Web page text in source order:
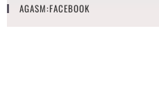
AGASM:FACEBOOK